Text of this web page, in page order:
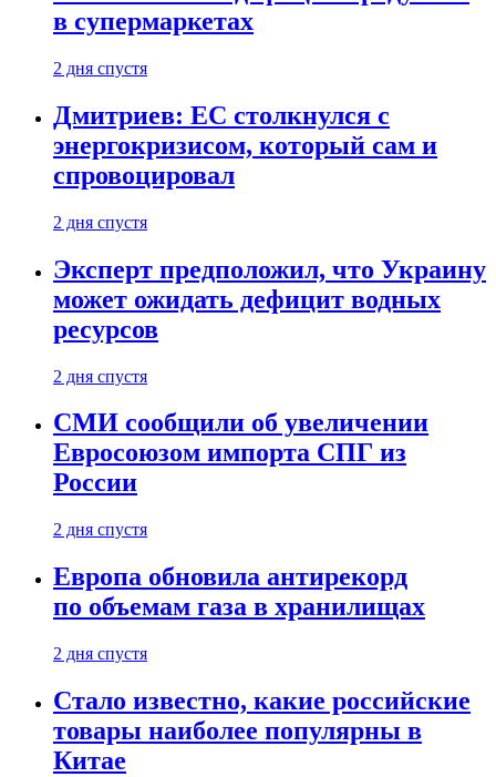
в супермаркетах
2 дня спустя
Дмитриев: ЕС столкнулся с
энергокризисом, который сам и
спровоцировал
2 дня спустя
Эксперт предположил, что Украину
может ожидать дефицит водных
ресурсов
2 дня спустя
СМИ сообщили об увеличении
Евросоюзом импорта СПГ из
России
2 дня спустя
Европа обновила антирекорд
по объемам газа в хранилищах
2 дня спустя
Стало известно, какие российские
товары наиболее популярны в
Китае